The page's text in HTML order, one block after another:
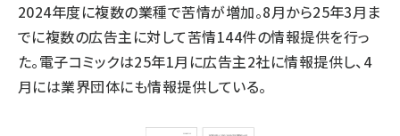
2024年度に複数の業種で苦情が増加。8月から25年3月ま
でに複数の広告主に対して苦情144件の情報提供を行っ
た。電子コミックは25年1月に広告主2社に情報提供し、4
月には業界団体にも情報提供している。